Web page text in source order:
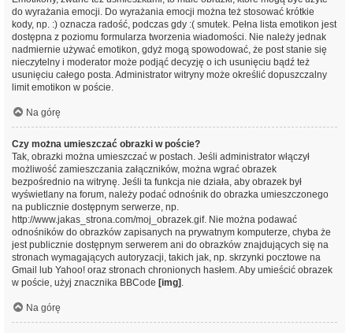
do wyrażania emocji. Do wyrażania emocji można też stosować krótkie
kody, np. :) oznacza radość, podczas gdy :( smutek. Pełna lista emotikon jest
dostępna z poziomu formularza tworzenia wiadomości. Nie należy jednak
nadmiernie używać emotikon, gdyż mogą spowodować, że post stanie się
nieczytelny i moderator może podjąć decyzję o ich usunięciu bądź też
usunięciu całego posta. Administrator witryny może określić dopuszczalny
limit emotikon w poście.
Na górę
Czy można umieszczać obrazki w poście?
Tak, obrazki można umieszczać w postach. Jeśli administrator włączył
możliwość zamieszczania załączników, można wgrać obrazek
bezpośrednio na witrynę. Jeśli ta funkcja nie działa, aby obrazek był
wyświetlany na forum, należy podać odnośnik do obrazka umieszczonego
na publicznie dostępnym serwerze, np.
http://www.jakas_strona.com/moj_obrazek.gif. Nie można podawać
odnośników do obrazków zapisanych na prywatnym komputerze, chyba że
jest publicznie dostępnym serwerem ani do obrazków znajdujących się na
stronach wymagających autoryzacji, takich jak, np. skrzynki pocztowe na
Gmail lub Yahoo! oraz stronach chronionych hasłem. Aby umieścić obrazek
w poście, użyj znacznika BBCode [img] .
Na górę